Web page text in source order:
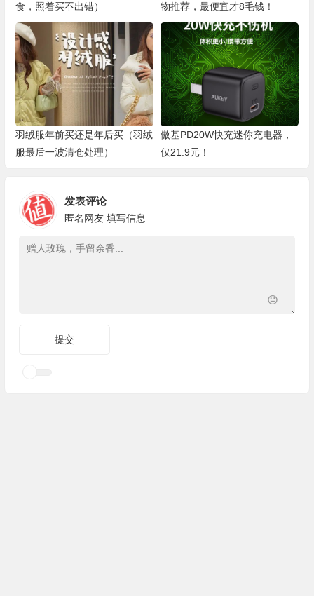
食，照着买不出错）
物推荐，最便宜才8毛钱！
羽绒服年前买还是年后买（羽绒
服最后一波清仓处理）
傲基PD20W快充​迷你充电器，
仅21.9元！
发表评论
匿名网友 填写信息